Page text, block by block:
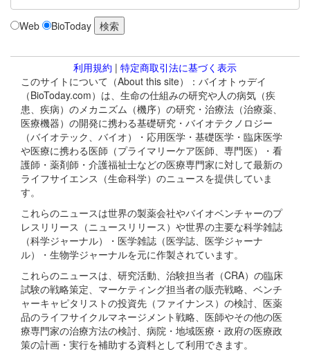
Web BioToday
利用規約 | 特定商取引法に基づく表示
このサイトについて（About this site）：バイオトゥデイ
（BioToday.com）は、生命の仕組みの研究や人の病気（疾
患、疾病）のメカニズム（機序）の研究・治療法（治療薬、
医療機器）の開発に携わる基礎研究・バイオテクノロジー
（バイオテック、バイオ）・応用医学・基礎医学・臨床医学
や医療に携わる医師（プライマリーケア医師、専門医）・看
護師・薬剤師・介護福祉士などの医療専門家に対して最新の
ライフサイエンス（生命科学）のニュースを提供していま
す。
これらのニュースは世界の製薬会社やバイオベンチャーのプ
レスリリース（ニュースリリース）や世界の主要な科学雑誌
（科学ジャーナル）・医学雑誌（医学誌、医学ジャーナ
ル）・生物学ジャーナルを元に作製されています。
これらのニュースは、研究活動、治験担当者（CRA）の臨床
試験の戦略策定、マーケティング担当者の販売戦略、ベンチ
ャーキャピタリストの投資先（ファイナンス）の検討、医薬
品のライフサイクルマネージメント戦略、医師やその他の医
療専門家の治療方法の検討、病院・地域医療・政府の医療政
策の計画・実行を補助する資料として利用できます。